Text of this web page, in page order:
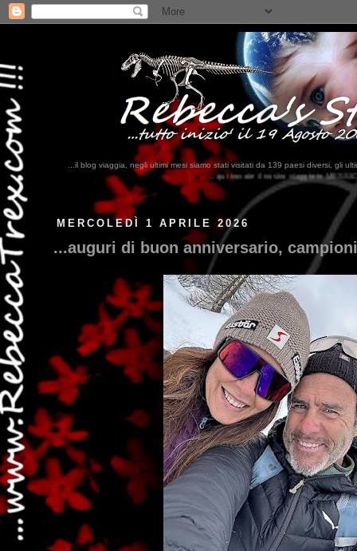
...il blog viaggia, negli ultimi mesi siamo stati visitati da 139 paesi diversi, gli
...qui trovate il nostro viaggio in MESSICO 2023... clikka qui !!!
MERCOLEDÌ 1 APRILE 2026
...auguri di buon anniversario,